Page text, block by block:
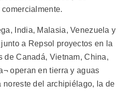
India, Malasia, Venezuela y
a Repsol proyectos en la
de Canadá, Vietnam, China,
operan en tierra y aguas
noreste del archipiélago, la de